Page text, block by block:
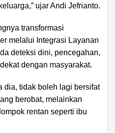
ujar Andi Jefrianto.
transformasi
melalui Integrasi Layanan
deteksi dini, pencegahan,
dengan masyarakat.
dia, tidak boleh lagi bersifat
berobat, melainkan
rentan seperti ibu